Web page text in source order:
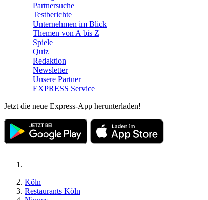
Partnersuche
Testberichte
Unternehmen im Blick
Themen von A bis Z
Spiele
Quiz
Redaktion
Newsletter
Unsere Partner
EXPRESS Service
Jetzt die neue Express-App herunterladen!
Köln
Restaurants Köln